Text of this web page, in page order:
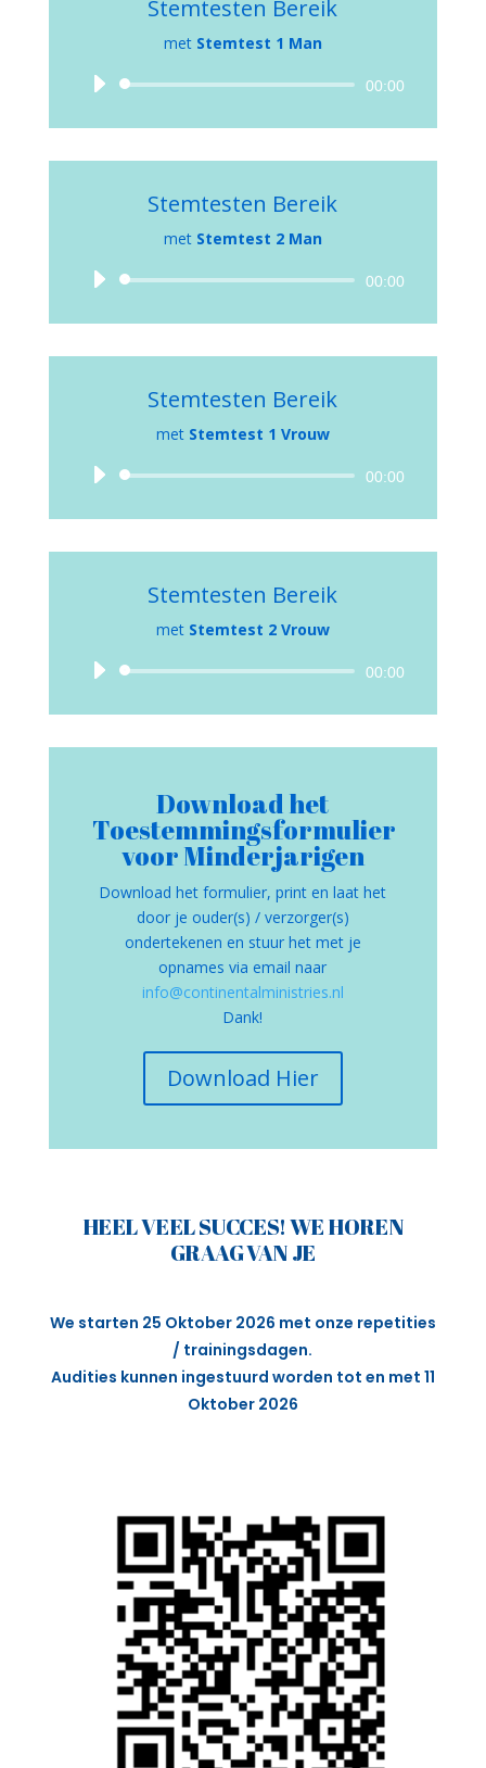
Stemtesten Bereik
met Stemtest 1 Man
Audiospeler 00:00
Stemtesten Bereik
met Stemtest 2 Man
Audiospeler 00:00
Stemtesten Bereik
met Stemtest 1 Vrouw
Audiospeler 00:00
Stemtesten Bereik
met Stemtest 2 Vrouw
Audiospeler 00:00
Download het
Toestemmingsformulier
voor Minderjarigen
Download het formulier, print en laat het
door je ouder(s) / verzorger(s)
ondertekenen en stuur het met je
opnames via email naar
info@continentalministries.nl
Dank!
Download Hier
HEEL VEEL SUCCES! WE HOREN
GRAAG VAN JE
We starten 25 Oktober 2026 met onze repetities
/ trainingsdagen.
Audities kunnen ingestuurd worden tot en met 11
Oktober 2026